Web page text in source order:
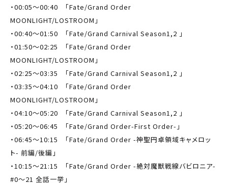
・00:05～00:40 「Fate/Grand Order
MOONLIGHT/LOSTROOM」
・00:40～01:50 「Fate/Grand Carnival Season1,2 」
・01:50～02:25 「Fate/Grand Order
MOONLIGHT/LOSTROOM」
・02:25～03:35 「Fate/Grand Carnival Season1,2 」
・03:35～04:10 「Fate/Grand Order
MOONLIGHT/LOSTROOM」
・04:10～05:20 「Fate/Grand Carnival Season1,2 」
・05:20～06:45 「Fate/Grand Order-First Order-」
・06:45～10:15 「Fate/Grand Order -神聖円卓領域キャメロッ
ト- 前編/後編」
・10:15～21:15 「Fate/Grand Order -絶対魔獣戦線バビロニア-
#0～21 全話一挙」